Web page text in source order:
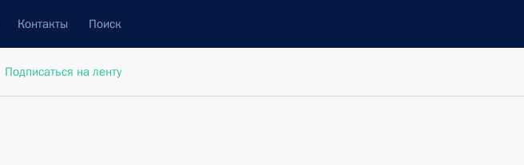
Контакты Поиск
Подписаться на ленту